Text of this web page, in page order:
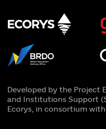
Developed by the Project
and Institutions Support
Ecorys, in consortium with